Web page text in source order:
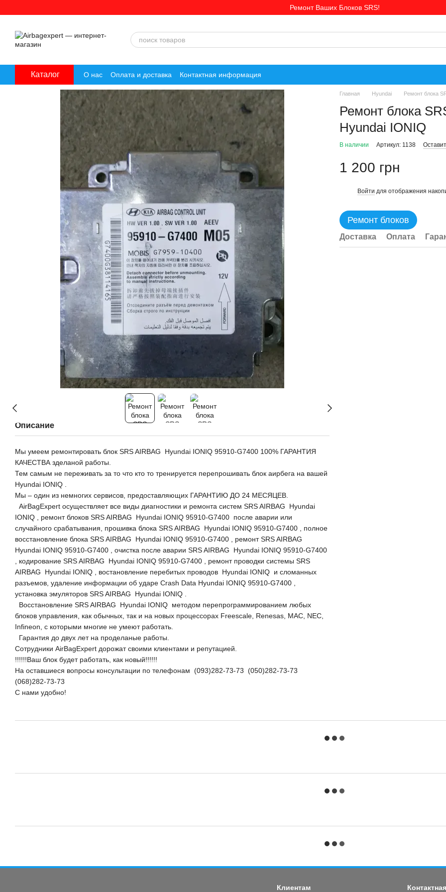
Ремонт Ваших Блоков SRS!
Каталог О нас Оплата и доставка Контактная информация
Описание
Мы умеем ремонтировать блок SRS AIRBAG Hyundai IONIQ 95910-G7400 100% ГАРАНТИЯ
КАЧЕСТВА зделаной работы.
Тем самым не переживать за то что кто то тренируется перепрошивать блок аирбега на вашей
Hyundai IONIQ .
Мы – один из немногих сервисов, предоставляющих ГАРАНТИЮ ДО 24 МЕСЯЦЕВ.
AirBagExpert осуществляет все виды диагностики и ремонта систем SRS AIRBAG Hyundai
IONIQ , ремонт блоков SRS AIRBAG Hyundai IONIQ 95910-G7400 после аварии или
случайного срабатывания, прошивка блока SRS AIRBAG Hyundai IONIQ 95910-G7400 , полное
восстановление блока SRS AIRBAG Hyundai IONIQ 95910-G7400 , ремонт SRS AIRBAG
Hyundai IONIQ 95910-G7400 , очистка после аварии SRS AIRBAG Hyundai IONIQ 95910-G7400
, кодирование SRS AIRBAG Hyundai IONIQ 95910-G7400 , ремонт проводки системы SRS
AIRBAG Hyundai IONIQ , востановление перебитых проводов Hyundai IONIQ и сломанных
разъемов, удаление информации об ударе Crash Data Hyundai IONIQ 95910-G7400 ,
установка эмуляторов SRS AIRBAG Hyundai IONIQ .
Восстановление SRS AIRBAG Hyundai IONIQ методом перепрограммированием любых
блоков управления, как обычных, так и на новых процессорах Freescale, Renesas, MAC, NEC,
Infineon, с которыми многие не умеют работать.
Гарантия до двух лет на проделаные работы.
Сотрудники AirBagExpert дорожат своими клиентами и репутацией.
!!!!!!Ваш блок будет работать, как новый!!!!!!
На оставшиеся вопросы консультации по телефонам (093)282-73-73 (050)282-73-73
(068)282-73-73
С нами удобно!
Главная Hyundai Ремонт блока
Ремонт блока
Hyundai IONIQ
В наличии Артикул: 1138
1 200 грн
Войти для отображения
Ремонт блоков
Доставка Оплата
Клиентам